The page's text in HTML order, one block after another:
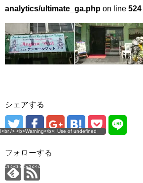
analytics/ultimate_ga.php on line 524
シェアする
error
b>: Use of undefined
public_html/wp-
ultimate-google-
b><br />
/> <b>Warning</b>: Use of undefined
mana17/yukimana.com/public_html/wp-
content/plugins/ultimate-google-
<b>524</b><br />
フォローする